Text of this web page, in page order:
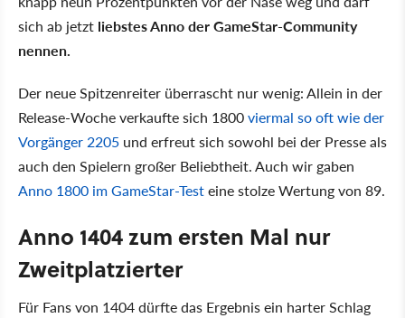
sich ab jetzt liebstes Anno der GameStar-Community
nennen.
Der neue Spitzenreiter überrascht nur wenig: Allein in der
Release-Woche verkaufte sich 1800viermal so oft wie der
Vorgänger 2205 und erfreut sich sowohl bei der Presse als
auch den Spielern großer Beliebtheit. Auch wir gaben
Anno 1800 im GameStar-Testeine stolze Wertung von 89.
Anno 1404 zum ersten Mal nur
Zweitplatzierter
Für Fans von 1404 dürfte das Ergebnis ein harter Schlag